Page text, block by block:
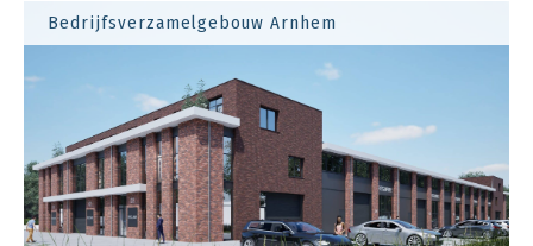
Bedrijfsverzamelgebouw Arnhem